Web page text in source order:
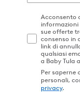
Acconsento
informazioni
sue offerte
consenso in
link di
qualsiasi
a Baby Tula
Per saperne
personali,
privacy.